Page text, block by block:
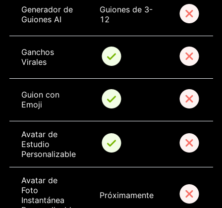
Generador de
Guiones AI
Guiones de 3-
12
Ganchos
Virales
Guion con
Emoji
Avatar de
Estudio
Personalizable
Avatar de
Foto
Instantánea
Próximamente